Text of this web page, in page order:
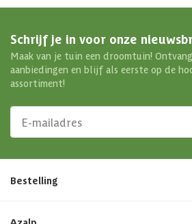
Schrijf je in voor onze
Maak van je tuin een droomtuin!
aanbiedingen en blijf als eerste op de
assortiment!
Bestelling